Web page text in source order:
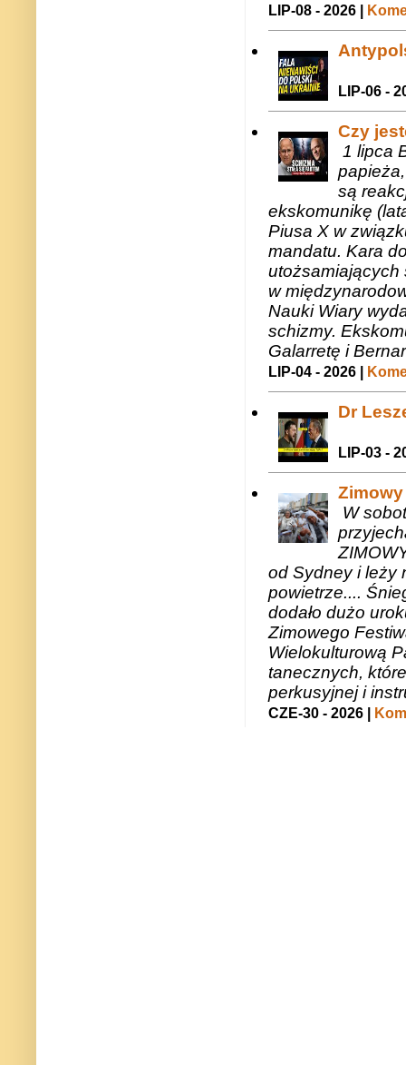
LIP-08 - 2026 |
LIP-06 -
Czy
1 lipca
są
ekskomunikę
Piusa X w
mandatu. Kara
utożsamiających
w
Nauki Wiary
schizmy.
Galarretę i
LIP-04 - 2026 |
Dr
LIP-03 -
W
od Sydney i leży
powietrze....
dodało dużo
Zimowego
Wielokulturową
tanecznych,
perkusyjnej i
CZE-30 - 2026 |